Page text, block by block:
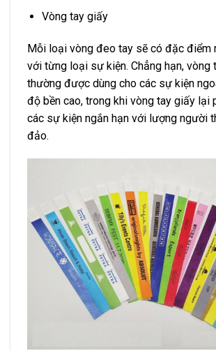
Vòng tay giấy
Mỗi loại vòng đeo tay sẽ có đặc điểm
với từng loại sự kiện. Chẳng hạn, vòng
thường được dùng cho các sự kiện
độ bền cao, trong khi vòng tay giấy lại
các sự kiện ngắn hạn với lượng người
đảo.